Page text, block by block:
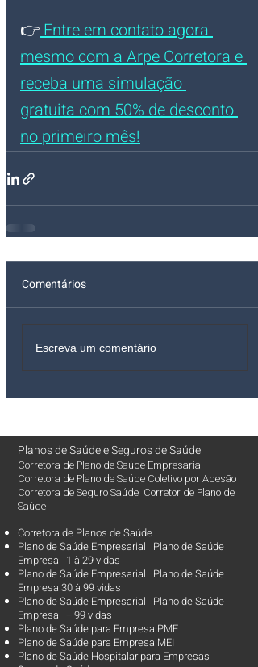
👉 Entre em contato agora
mesmo com a Arpe Corretora e
receba uma simulação
gratuita com 50% de desconto
no primeiro mês!
Comentários
Escreva um comentário
Planos de SaúdeeSeguros de Saúde
Corretora de Plano de Saúde Empresarial
Corretora de Plano de Saúde Coletivo por Adesão
Corretora de Seguro Saúde Corretor de Plano de
Saúde
Corretora de Planos de Saúde
Plano de Saúde Empresarial Plano de Saúde
Empresa 1 à 29 vidas
Plano de Saúde Empresarial Plano de Saúde
Empresa 30 à 99 vidas ​
Plano de Saúde Empresarial Plano de Saúde
Empresa + 99 vidas
Plano de Saúde para Empresa PME
Plano de Saúde para Empresa MEI
Plano de Saúde Hospitalar para Empresas